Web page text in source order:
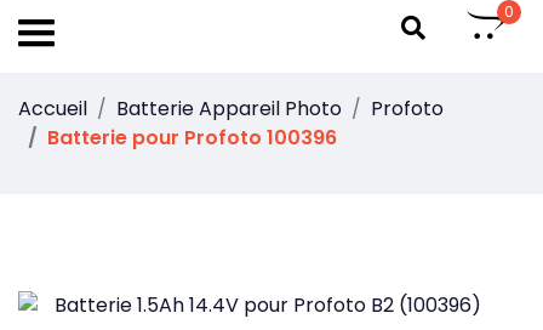
0
Accueil Batterie Appareil Photo
Profoto
Batterie pour Profoto 100396